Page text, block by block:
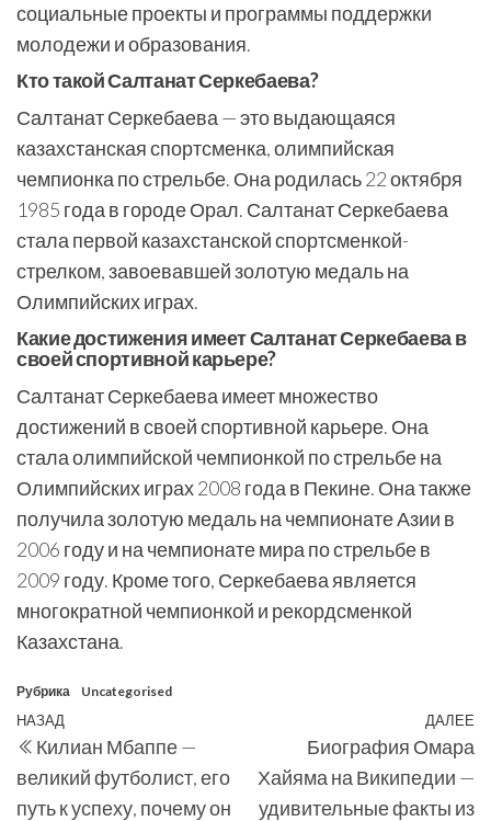
социальные проекты и программы поддержки
молодежи и образования.
Кто такой Салтанат Серкебаева?
Салтанат Серкебаева — это выдающаяся
казахстанская спортсменка, олимпийская
чемпионка по стрельбе. Она родилась 22 октября
1985 года в городе Орал. Салтанат Серкебаева
стала первой казахстанской спортсменкой-
стрелком, завоевавшей золотую медаль на
Олимпийских играх.
Какие достижения имеет Салтанат Серкебаева в
своей спортивной карьере?
Салтанат Серкебаева имеет множество
достижений в своей спортивной карьере. Она
стала олимпийской чемпионкой по стрельбе на
Олимпийских играх 2008 года в Пекине. Она также
получила золотую медаль на чемпионате Азии в
2006 году и на чемпионате мира по стрельбе в
2009 году. Кроме того, Серкебаева является
многократной чемпионкой и рекордсменкой
Казахстана.
Рубрика Uncategorised
Навигация
по
записям
Предыдущая
запись
НАЗАД
Килиан Мбаппе —
великий футболист, его
путь к успеху, почему он
ДАЛЕЕ
Биография Омара
Хайяма на Википедии —
удивительные факты из